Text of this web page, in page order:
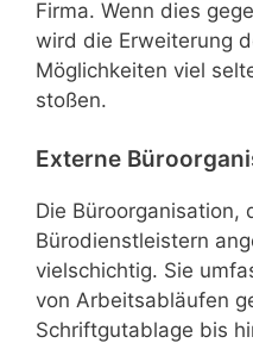
Firma. Wenn dies
wird die Erweiterung
Möglichkeiten viel
stoßen.
Externe
Die Büroorganisation,
Bürodienstleistern
vielschichtig. Sie
von Arbeitsabläufen
Schriftgutablage bis